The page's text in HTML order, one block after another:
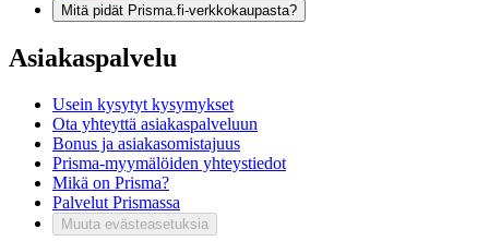
Mitä pidät Prisma.fi-verkkokaupasta?
Asiakaspalvelu
Usein kysytyt kysymykset
Ota yhteyttä asiakaspalveluun
Bonus ja asiakasomistajuus
Prisma-myymälöiden yhteystiedot
Mikä on Prisma?
Palvelut Prismassa
Muuta evästeasetuksia